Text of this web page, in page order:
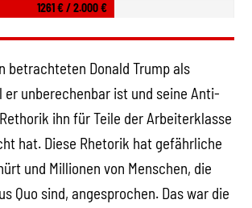
1261 € / 2.000 €
betrachteten Donald Trump als
er unberechenbar ist und seine Anti-
ihn für Teile der Arbeiterklasse
hat. Diese Rhetorik hat gefährliche
und Millionen von Menschen, die
Quo sind, angesprochen. Das war die